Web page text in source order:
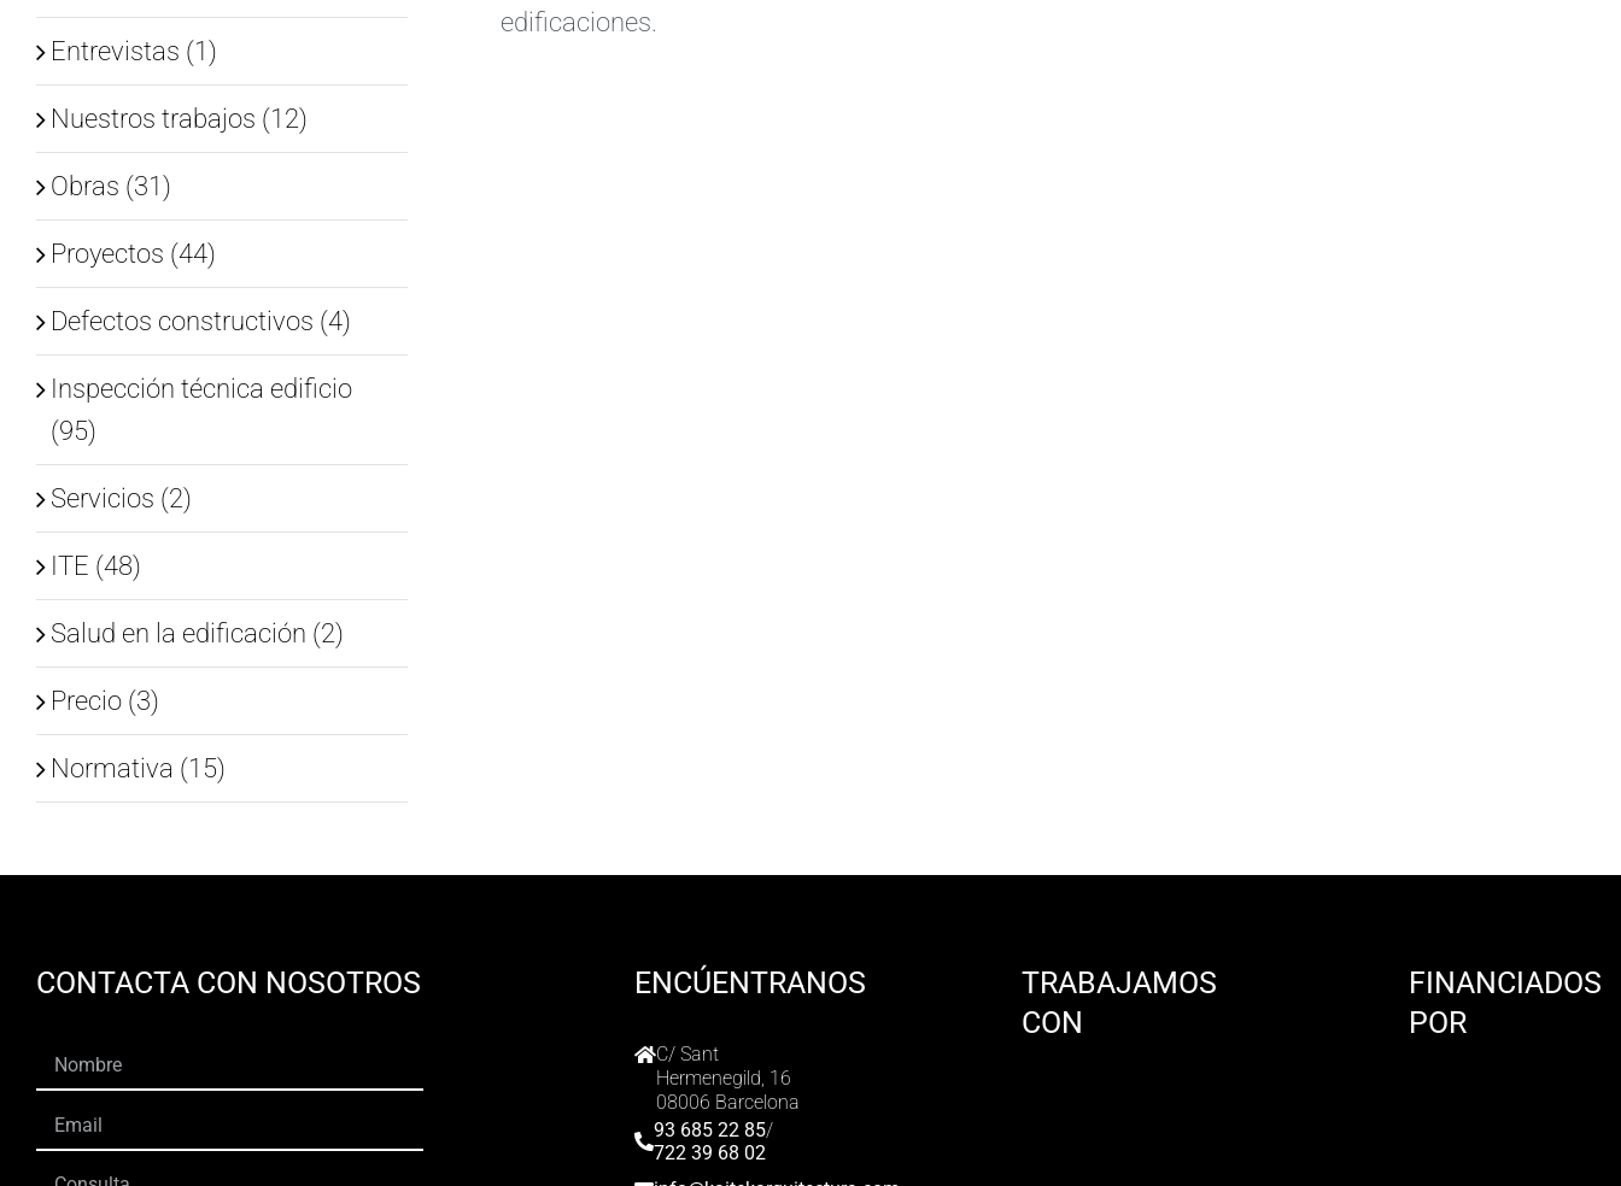
edificaciones.
Entrevistas (1)
Nuestros trabajos (12)
Obras (31)
Proyectos (44)
Defectos constructivos (4)
Inspección técnica edificio
(95)
Servicios (2)
ITE (48)
Salud en la edificación (2)
Precio (3)
Normativa (15)
CONTACTA CON NOSOTROS ENCÚENTRANOS
C/ Sant
Hermenegild, 16
08006 Barcelona
93 685 22 85/
722 39 68 02
TRABAJAMOS
CON
FINANCIADOS
POR